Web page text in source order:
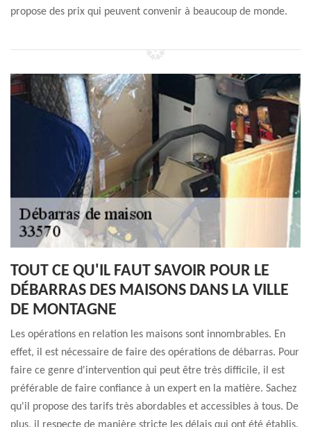
propose des prix qui peuvent convenir à beaucoup de monde.
TOUT CE QU'IL FAUT SAVOIR POUR LE
DÉBARRAS DES MAISONS DANS LA VILLE
DE MONTAGNE
Les opérations en relation les maisons sont innombrables. En
effet, il est nécessaire de faire des opérations de débarras. Pour
faire ce genre d'intervention qui peut être très difficile, il est
préférable de faire confiance à un expert en la matière. Sachez
qu'il propose des tarifs très abordables et accessibles à tous. De